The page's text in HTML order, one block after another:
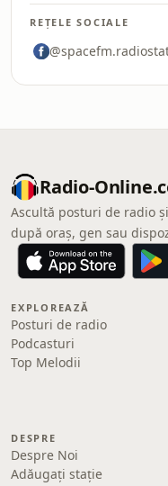
REȚELE SOCIALE
Radio-
Ascultă posturi de radio
după oraș, gen sau
EXPLOREAZĂ
Posturi de radio
Podcasturi
Top Melodii
DESPRE
Despre Noi
Adăugați stație